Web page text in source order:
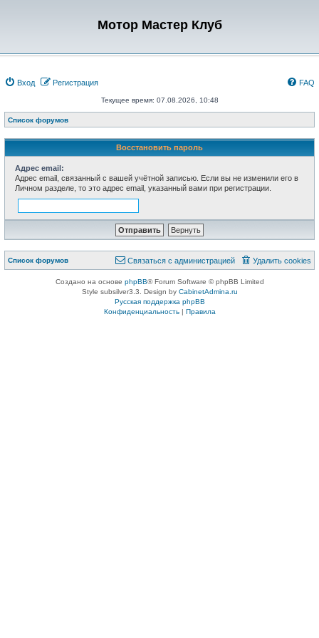
Мотор Мастер Клуб
Вход Регистрация FAQ
Текущее время: 07.08.2026, 10:48
Список форумов
Восстановить пароль
Адрес email:
Адрес email, связанный с вашей учётной записью. Если вы не изменили его в
Личном разделе, то это адрес email, указанный вами при регистрации.
Список форумов Удалить cookies
Связаться с администрацией
Создано на основе phpBB® Forum Software © phpBB Limited
Style subsilver3.3. Design by CabinetAdmina.ru
Русская поддержка phpBB
Конфиденциальность| Правила